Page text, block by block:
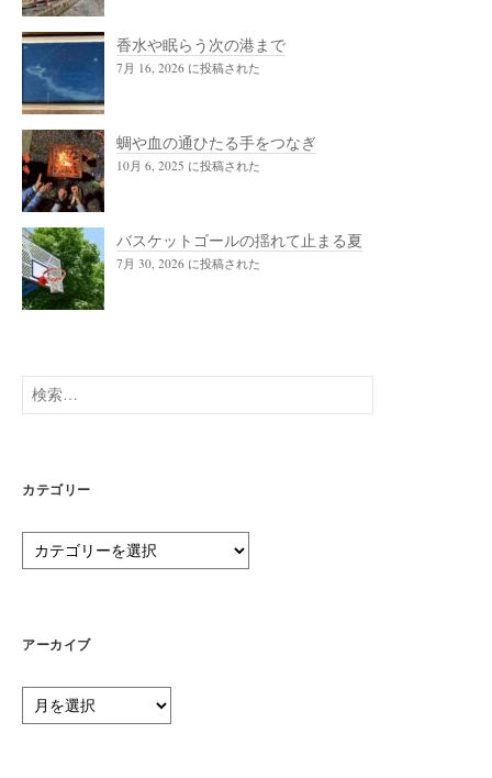
香水や眠らう次の港まで
7月 16, 2026 に投稿された
蜩や血の通ひたる手をつなぎ
10月 6, 2025 に投稿された
バスケットゴールの揺れて止まる夏
7月 30, 2026 に投稿された
検
索:
カテゴリー
テ
ー
アーカイブ
ー